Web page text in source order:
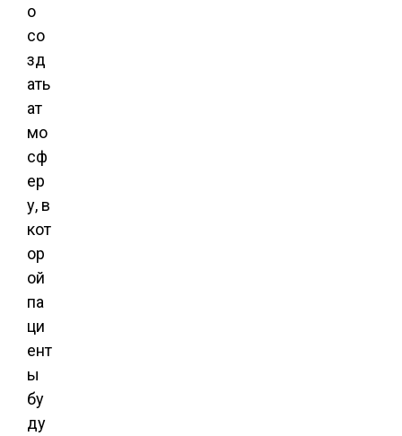
о
со
зд
ать
ат
мо
сф
ер
у, в
кот
ор
ой
па
ци
ент
ы
бу
ду